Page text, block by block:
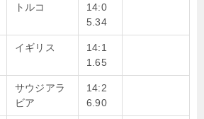
トルコ
14:0
5.34
イギリス
14:1
1.65
サウジアラ
ビア
14:2
6.90